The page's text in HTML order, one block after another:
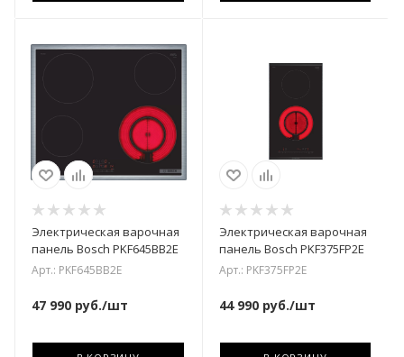
Электрическая варочная
панель Bosch PKF645BB2E
Арт.: PKF645BB2E
47 990 руб./шт
Электрическая варочная
панель Bosch PKF375FP2E
Арт.: PKF375FP2E
44 990руб./шт